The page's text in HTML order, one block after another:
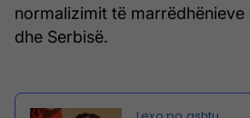
normalizimit të
dhe Serbisë.